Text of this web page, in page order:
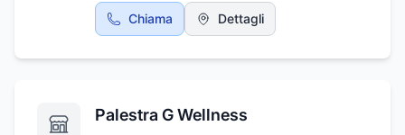
tecnica puntuale e preparato. Inoltre, il
riferimento di S.A.CAT. per la consulenza
risorsa preziosa per i suoi clienti. Se cercate
.C .A.T.
Chiama Dettagli
Palestra G Wellness